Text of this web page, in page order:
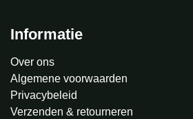
Informatie
Over ons
Algemene voorwaarden
Privacybeleid
Verzenden & retourneren